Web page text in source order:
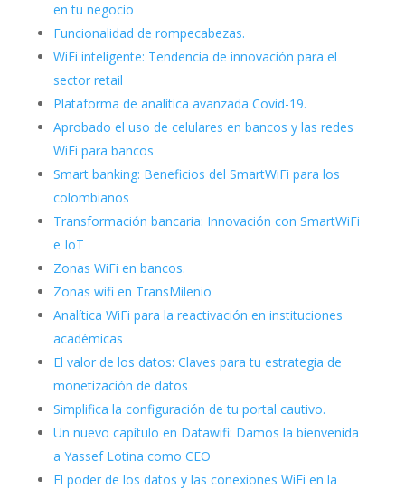
en tu negocio
Funcionalidad de rompecabezas.
WiFi inteligente: Tendencia de innovación para el
sector retail
Plataforma de analítica avanzada Covid-19.
Aprobado el uso de celulares en bancos y las redes
WiFi para bancos
Smart banking: Beneficios del SmartWiFi para los
colombianos
Transformación bancaria: Innovación con SmartWiFi
e IoT
Zonas WiFi en bancos.
Zonas wifi en TransMilenio
Analítica WiFi para la reactivación en instituciones
académicas
El valor de los datos: Claves para tu estrategia de
monetización de datos
Simplifica la configuración de tu portal cautivo.
Un nuevo capítulo en Datawifi: Damos la bienvenida
a Yassef Lotina como CEO
El poder de los datos y las conexiones WiFi en la